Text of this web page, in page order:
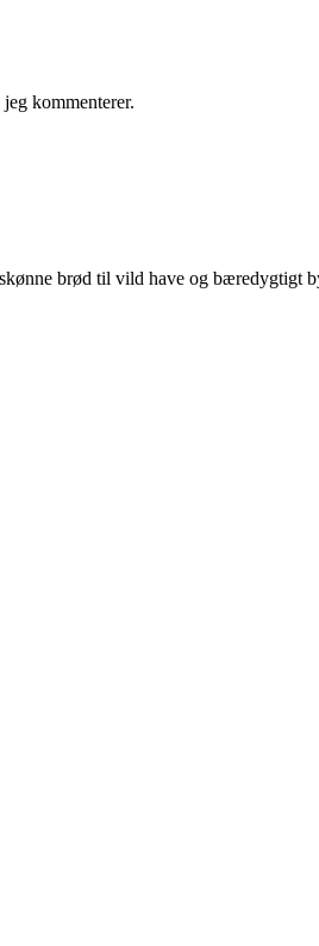
kommenterer.
brød til vild have og bæredygtigt